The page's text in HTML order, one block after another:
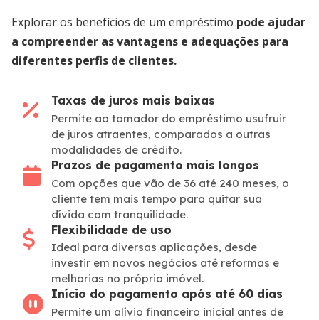
Explorar os benefícios de um empréstimo pode ajudar
a compreender as vantagens e adequações para
diferentes perfis de clientes.
Taxas de juros mais baixas
Permite ao tomador do empréstimo usufruir
de juros atraentes, comparados a outras
modalidades de crédito.
Prazos de pagamento mais longos
Com opções que vão de 36 até 240 meses, o
cliente tem mais tempo para quitar sua
dívida com tranquilidade.
Flexibilidade de uso
Ideal para diversas aplicações, desde
investir em novos negócios até reformas e
melhorias no próprio imóvel.
Início do pagamento após até 60 dias
Permite um alívio financeiro inicial antes de